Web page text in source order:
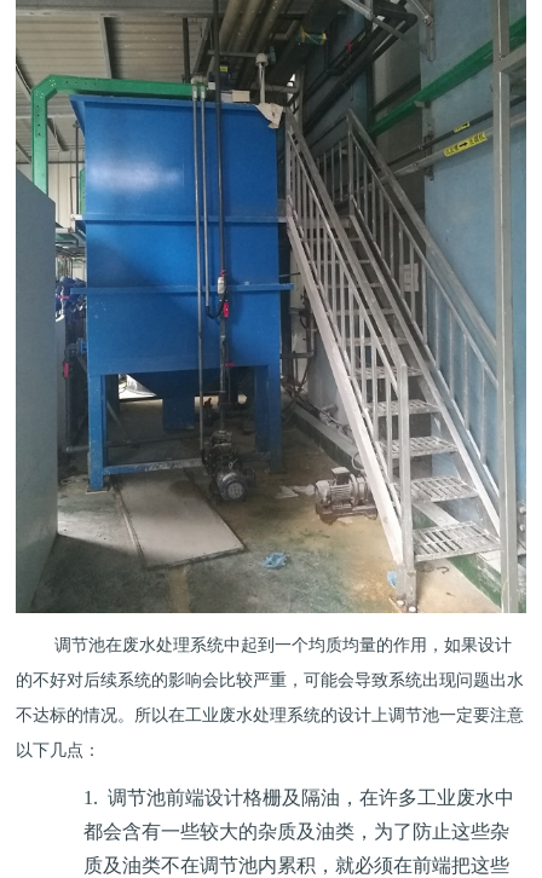
调节池在废水处理系统中起到一个均质均量的作用，如果设计
的不好对后续系统的影响会比较严重，可能会导致系统出现问题出水
不达标的情况。所以在工业废水处理系统的设计上调节池一定要注意
以下几点：
1. 调节池前端设计格栅及隔油，在许多工业废水中
都会含有一些较大的杂质及油类，为了防止这些杂
质及油类不在调节池内累积，就必须在前端把这些